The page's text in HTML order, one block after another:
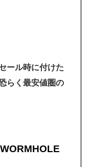
ール時に付けた
らく最安値圏の